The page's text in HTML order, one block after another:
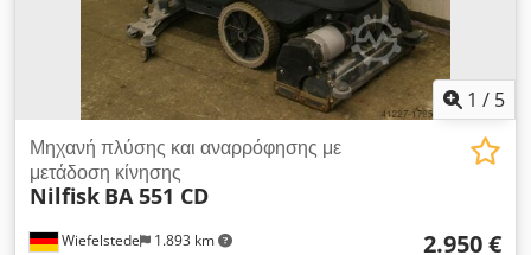
1 / 5
Wiefelstede 1.893 km
Μηχανή πλύσης και αναρρόφησης με
μετάδοση κίνησης
Nilfisk BA 551 CD
2.950 €